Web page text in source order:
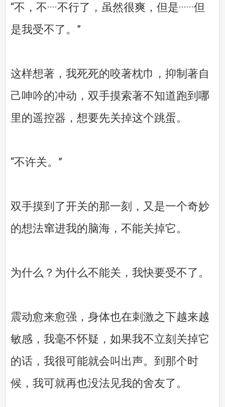
“不，不····不行了，虽然很爽，但是······但
是我受不了。”
这样想著，我死死的咬著枕巾，抑制著自
己呻吟的冲动，双手摸索著不知道跑到哪
里的遥控器，想要先关掉这个跳蛋。
“不许关。”
双手摸到了开关的那一刻，又是一个奇妙
的想法窜进我的脑海，不能关掉它。
为什么？为什么不能关，我快要受不了。
震动愈来愈强，身体也在刺激之下越来越
敏感，我毫不怀疑，如果我不立刻关掉它
的话，我很可能就会叫出声。到那个时
候，我可就再也没法见我的舍友了。